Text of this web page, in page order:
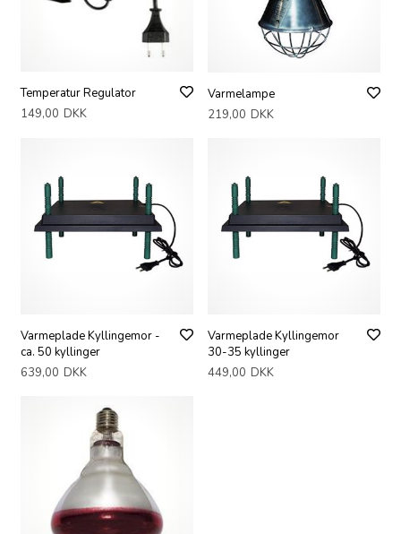
Temperatur Regulator
149,00 DKK
Varmelampe
219,00 DKK
Varmeplade Kyllingemor -
ca. 50 kyllinger
639,00 DKK
Varmeplade Kyllingemor
30-35 kyllinger
449,00 DKK